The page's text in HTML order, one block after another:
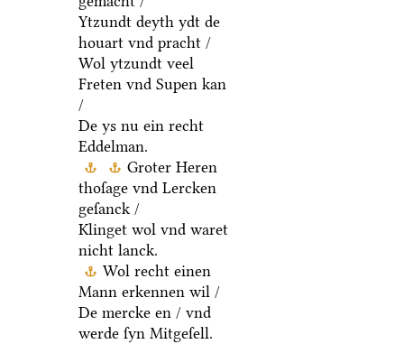
Ytzundt deyth ydt de
houart vnd pracht /
Wol ytzundt veel
Freten vnd Supen kan
/
De ys nu ein recht
Eddelman.
Groter Heren
thoſage vnd Lercken
geſanck /
Klinget wol vnd waret
nicht lanck.
Wol recht einen
Mann erkennen wil /
De mercke en / vnd
werde ſyn Mitgeſell.